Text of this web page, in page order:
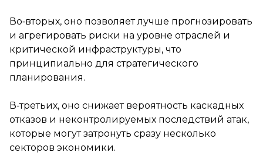
Во‑вторых, оно позволяет лучше прогнозировать
и агрегировать риски на уровне отраслей и
критической инфраструктуры, что
принципиально для стратегического
планирования.
В‑третьих, оно снижает вероятность каскадных
отказов и неконтролируемых последствий атак,
которые могут затронуть сразу несколько
секторов экономики.